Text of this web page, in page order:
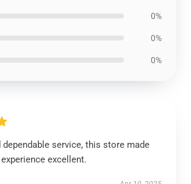
0%
0%
0%
service, this store made
excellent.